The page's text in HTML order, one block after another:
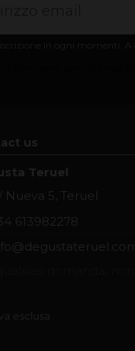
us
Teruel
Nueva 5, Teruel
613982278
esclusa